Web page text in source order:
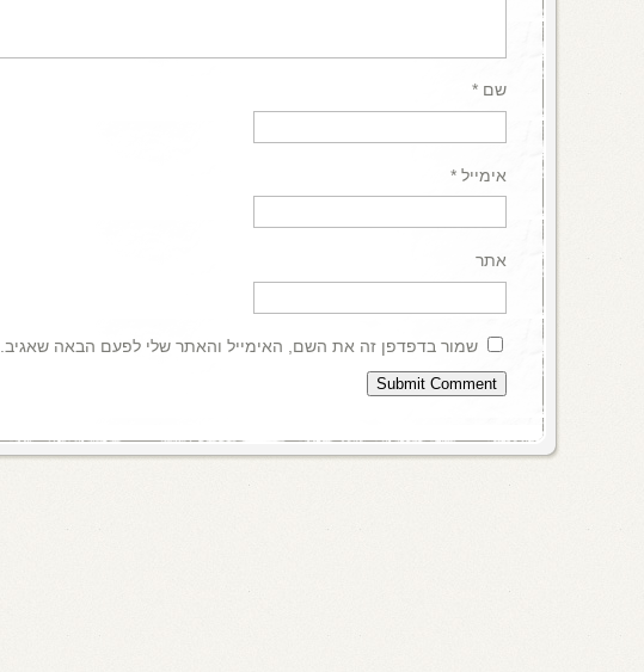
שם *
אימייל *
אתר
שמור בדפדפן זה את השם, האימייל והאתר שלי לפעם הבאה שאגיב.